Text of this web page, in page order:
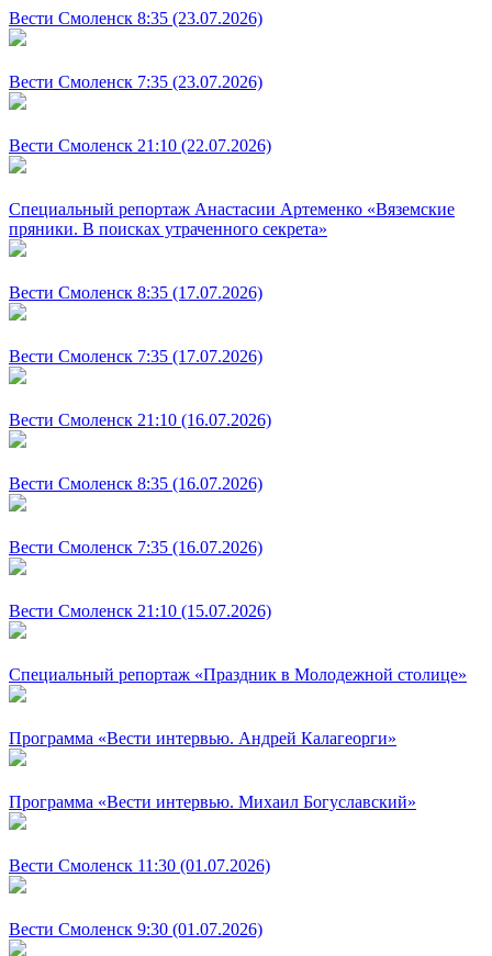
Вести Смоленск 8:35 (23.07.2026)
Вести Смоленск 7:35 (23.07.2026)
Вести Смоленск 21:10 (22.07.2026)
Специальный репортаж Анастасии Артеменко «Вяземские
пряники. В поисках утраченного секрета»
Вести Смоленск 8:35 (17.07.2026)
Вести Смоленск 7:35 (17.07.2026)
Вести Смоленск 21:10 (16.07.2026)
Вести Смоленск 8:35 (16.07.2026)
Вести Смоленск 7:35 (16.07.2026)
Вести Смоленск 21:10 (15.07.2026)
Специальный репортаж «Праздник в Молодежной столице»
Программа «Вести интервью. Андрей Калагеорги»
Программа «Вести интервью. Михаил Богуславский»
Вести Смоленск 11:30 (01.07.2026)
Вести Смоленск 9:30 (01.07.2026)